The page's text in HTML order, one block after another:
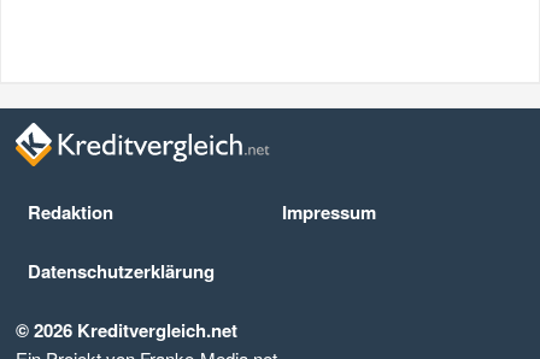
Redaktion Impressum
Datenschutz­erklärung
© 2026 Kreditvergleich.net